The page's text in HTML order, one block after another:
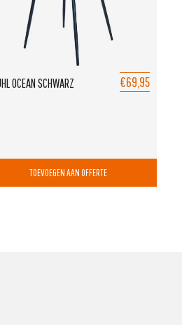
OCEAN SCHWARZ €69,95
TOEVOEGEN AAN OFFERTE